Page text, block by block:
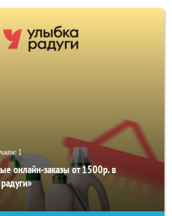
1
онлайн-заказы от 1500р. в